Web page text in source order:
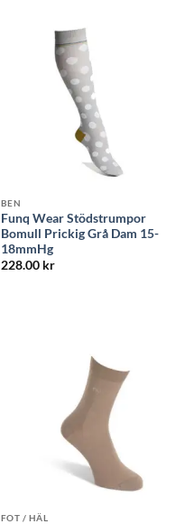
BEN
Funq Wear Stödstrumpor
Bomull Prickig Grå Dam 15-
18mmHg
228.00 kr
FOT / HÄL